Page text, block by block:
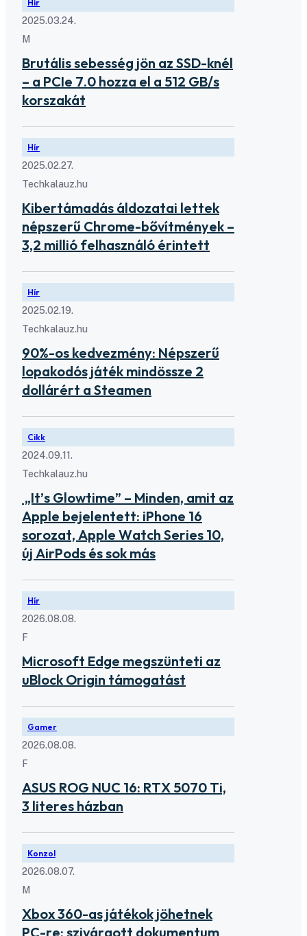
Hír
2025.03.24.
M
Brutális sebesség jön az SSD-knél
– a PCIe 7.0 hozza el a 512 GB/s
korszakát
Hír
2025.02.27.
Techkalauz.hu
Kibertámadás áldozatai lettek
népszerű Chrome-bővítmények –
3,2 millió felhasználó érintett
Hír
2025.02.19.
Techkalauz.hu
90%-os kedvezmény: Népszerű
lopakodós játék mindössze 2
dollárért a Steamen
Cikk
2024.09.11.
Techkalauz.hu
„It’s Glowtime” – Minden, amit az
Apple bejelentett: iPhone 16
sorozat, Apple Watch Series 10,
új AirPods és sok más
Hír
2026.08.08.
F
Microsoft Edge megszünteti az
uBlock Origin támogatást
Gamer
2026.08.08.
F
ASUS ROG NUC 16: RTX 5070 Ti,
3 literes házban
Konzol
2026.08.07.
M
Xbox 360-as játékok jöhetnek
PC-re: szivárgott dokumentum